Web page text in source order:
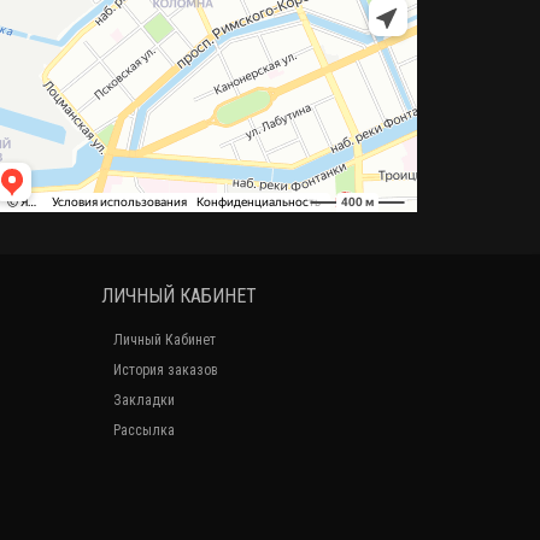
ЛИЧНЫЙ КАБИНЕТ
Личный Кабинет
История заказов
Закладки
Рассылка